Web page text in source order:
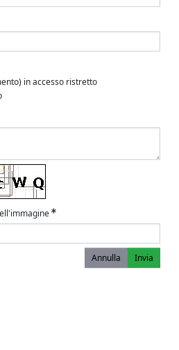
in accesso ristretto
Annulla Invia